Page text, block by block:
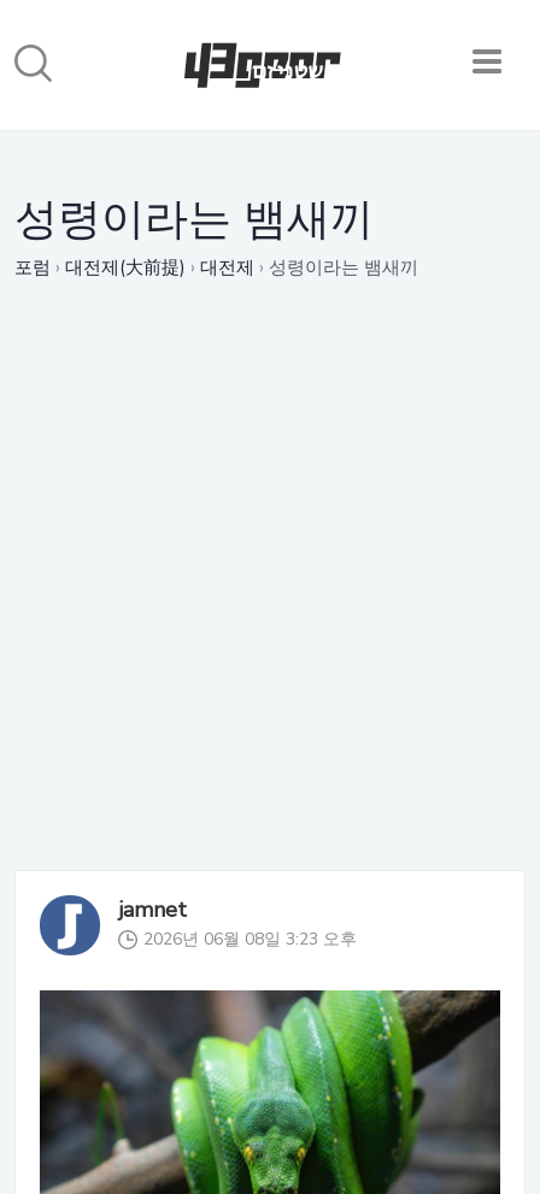
성령이라는 뱀새끼
포럼 › 대전제(大前提) › 대전제 › 성령이라는 뱀새끼
jamnet
2026년 06월 08일 3:23 오후